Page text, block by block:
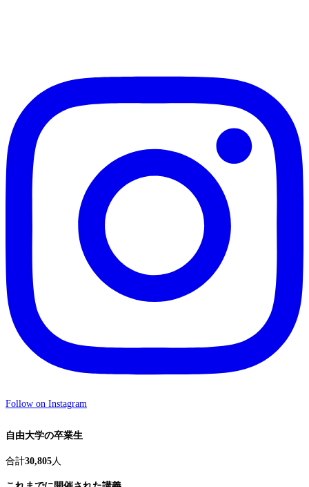
Follow on Instagram
自由大学の卒業生
合計30,805 人